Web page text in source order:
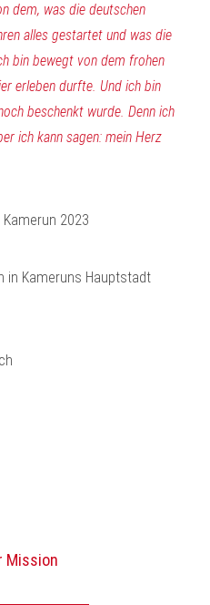
dem, was die deutschen
alles gestartet und was die
bin bewegt von dem frohen
erleben durfte. Und ich bin
beschenkt wurde. Denn ich
ich kann sagen: mein Herz
Mission